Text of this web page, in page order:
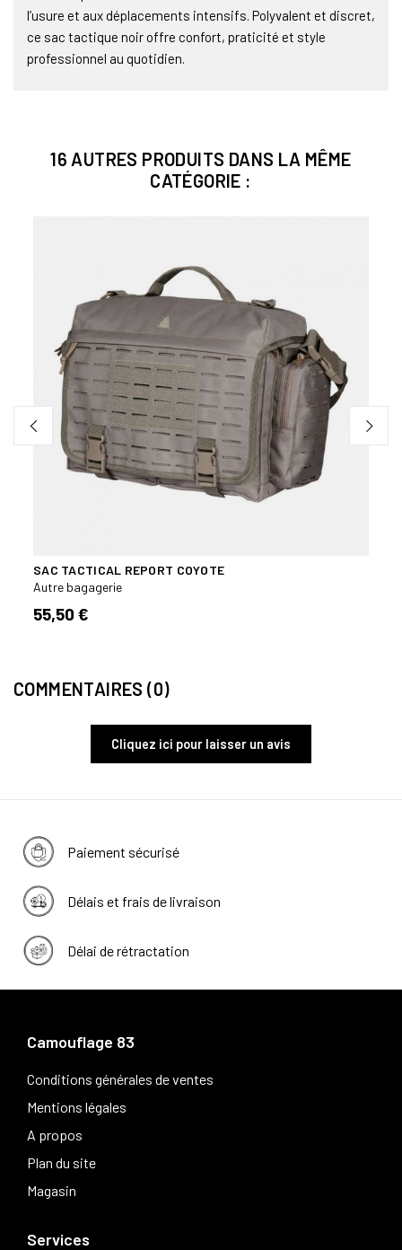
l’usure et aux déplacements intensifs. Polyvalent et discret,
ce sac tactique noir offre confort, praticité et style
professionnel au quotidien.
16 AUTRES PRODUITS DANS LA MÊME
CATÉGORIE :
SAC TACTICAL REPORT COYOTE
Autre bagagerie
55,50 €
COMMENTAIRES (0)
Cliquez ici pour laisser un avis
Paiement sécurisé
Délais et frais de livraison
Délai de rétractation
Camouflage 83
Conditions générales de ventes
Mentions légales
A propos
Plan du site
Magasin
Services